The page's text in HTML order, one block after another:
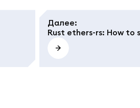
Далее:
Rust ethers-rs: How to